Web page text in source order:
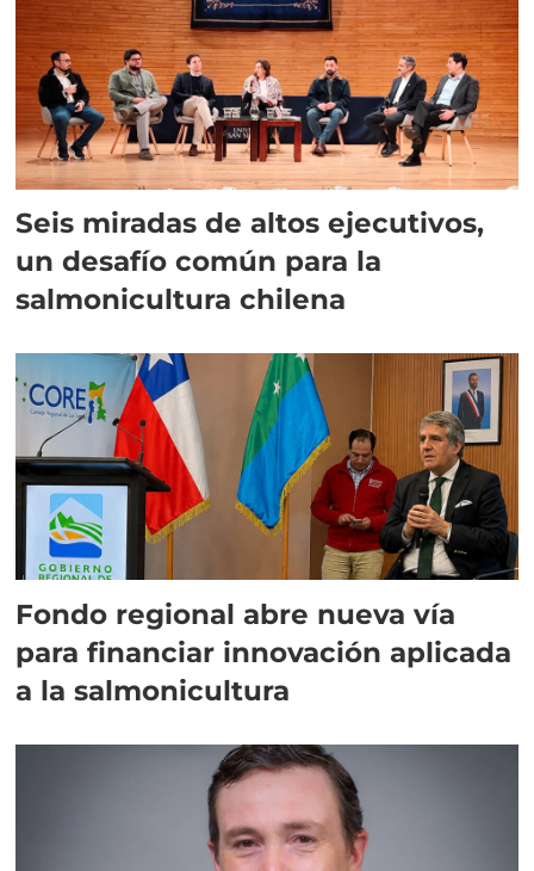
Seis miradas de altos ejecutivos,
un desafío común para la
salmonicultura chilena
Fondo regional abre nueva vía
para financiar innovación aplicada
a la salmonicultura